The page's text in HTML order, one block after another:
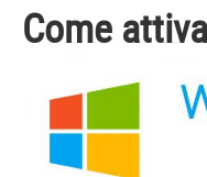
Come